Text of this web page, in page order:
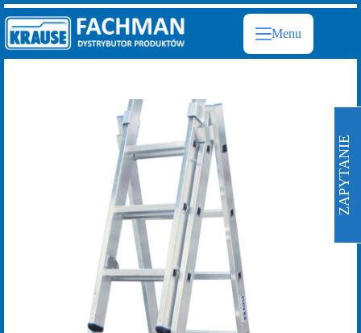
Przejdź
do
treści
Menu
ZAPYTANIE